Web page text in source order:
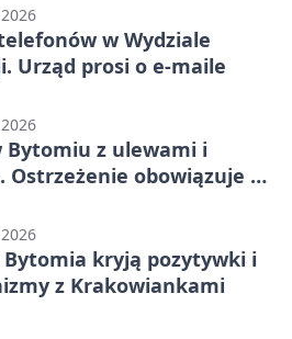
w Wydziale
Urząd prosi o e-maile
Bytomiu z ulewami i
Ostrzeżenie obowiązuje do
Bytomia kryją pozytywki i
z Krakowiankami